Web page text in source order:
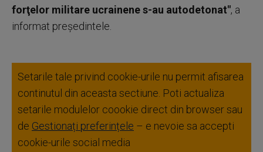
forţelor militare ucrainene s-au autodetonat", a
informat preşedintele.
Setarile tale privind cookie-urile nu permit afisarea
continutul din aceasta sectiune. Poti actualiza
setarile modulelor coookie direct din browser sau
de Gestionați preferințele – e nevoie sa accepti
cookie-urile social media